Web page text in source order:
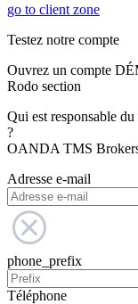
go to client zone
Testez notre compte
Ouvrez un compte
Rodo section
Qui est responsable
?
OANDA TMS
Adresse e-mail
phone_prefix
Téléphone